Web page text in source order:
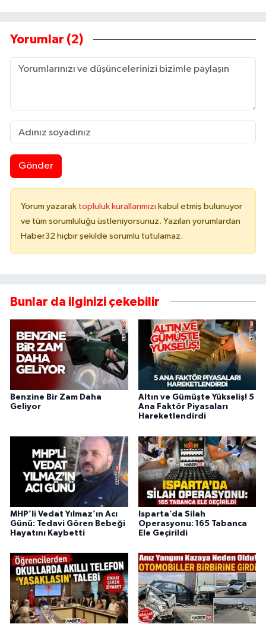
Yorumlar (2)
Gönder
Yorum yazarak topluluk kurallarımızı kabul etmiş bulunuyor
ve tüm sorumluluğu üstleniyorsunuz. Yazılan yorumlardan
Haber32 hiçbir şekilde sorumlu tutulamaz.
Bunlar da ilginizi çekebilir
Benzine Bir Zam Daha
Geliyor
Altın ve Gümüşte Yükseliş! 5
Ana Faktör Piyasaları
Hareketlendirdi
MHP’li Vedat Yılmaz’ın Acı
Günü: Tedavi Gören Bebeği
Hayatını Kaybetti
Isparta’da Silah
Operasyonu: 165 Tabanca
Ele Geçirildi